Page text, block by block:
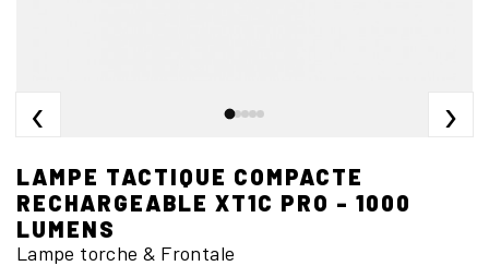
‹ ›
LAMPE TACTIQUE COMPACTE
RECHARGEABLE XT1C PRO - 1000
LUMENS
Lampe torche & Frontale